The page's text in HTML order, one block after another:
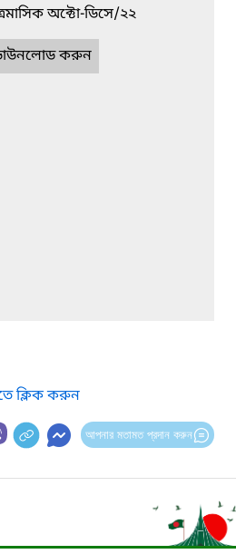
অক্টো-ডিসে/২২
করুন
ক্লিক করুন
আপনার মতামত প্রদান করুন